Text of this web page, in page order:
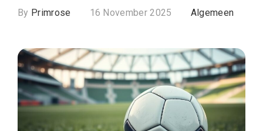
By Primrose 16 November 2025 Algemeen